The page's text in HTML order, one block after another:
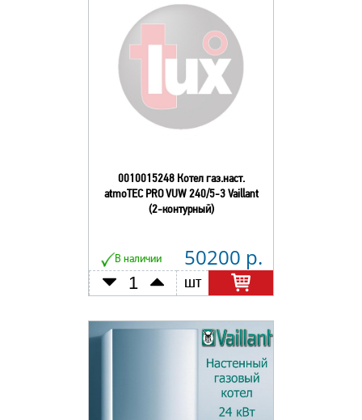
0010015248 Котел газ.наст.
atmoТEC PRO VUW 240/5-3 Vaillant
(2-контурный)
В наличии 50200 р.
шт